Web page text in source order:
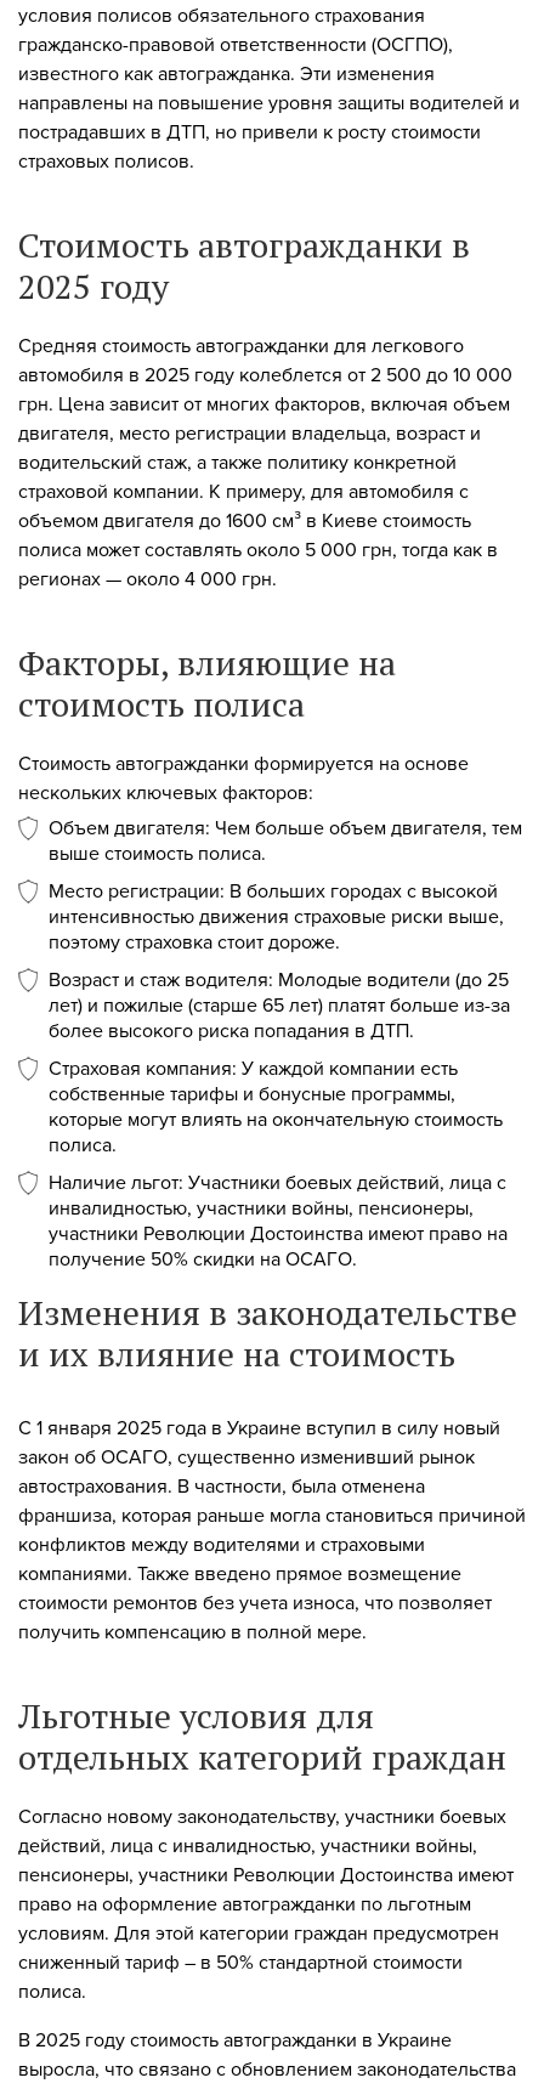
условия полисов обязательного страхования
гражданско-правовой ответственности (ОСГПО),
известного как автогражданка. Эти изменения
направлены на повышение уровня защиты водителей и
пострадавших в ДТП, но привели к росту стоимости
страховых полисов.
Стоимость автогражданки в
2025 году
Средняя стоимость автогражданки для легкового
автомобиля в 2025 году колеблется от 2 500 до 10 000
грн. Цена зависит от многих факторов, включая объем
двигателя, место регистрации владельца, возраст и
водительский стаж, а также политику конкретной
страховой компании. К примеру, для автомобиля с
объемом двигателя до 1600 см³ в Киеве стоимость
полиса может составлять около 5 000 грн, тогда как в
регионах — около 4 000 грн.
Факторы, влияющие на
стоимость полиса
Стоимость автогражданки формируется на основе
нескольких ключевых факторов:
Объем двигателя: Чем больше объем двигателя, тем
выше стоимость полиса.
Место регистрации: В больших городах с высокой
интенсивностью движения страховые риски выше,
поэтому страховка стоит дороже.
Возраст и стаж водителя: Молодые водители (до 25
лет) и пожилые (старше 65 лет) платят больше из-за
более высокого риска попадания в ДТП.
Страховая компания: У каждой компании есть
собственные тарифы и бонусные программы,
которые могут влиять на окончательную стоимость
полиса.
Наличие льгот: Участники боевых действий, лица с
инвалидностью, участники войны, пенсионеры,
участники Революции Достоинства имеют право на
получение 50% скидки на ОСАГО.
Изменения в законодательстве
и их влияние на стоимость
С 1 января 2025 года в Украине вступил в силу новый
закон об ОСАГО, существенно изменивший рынок
автострахования. В частности, была отменена
франшиза, которая раньше могла становиться причиной
конфликтов между водителями и страховыми
компаниями. Также введено прямое возмещение
стоимости ремонтов без учета износа, что позволяет
получить компенсацию в полной мере.
Льготные условия для
отдельных категорий граждан
Согласно новому законодательству, участники боевых
действий, лица с инвалидностью, участники войны,
пенсионеры, участники Революции Достоинства имеют
право на оформление автогражданки по льготным
условиям. Для этой категории граждан предусмотрен
сниженный тариф – в 50% стандартной стоимости
полиса.
В 2025 году стоимость автогражданки в Украине
выросла, что связано с обновлением законодательства